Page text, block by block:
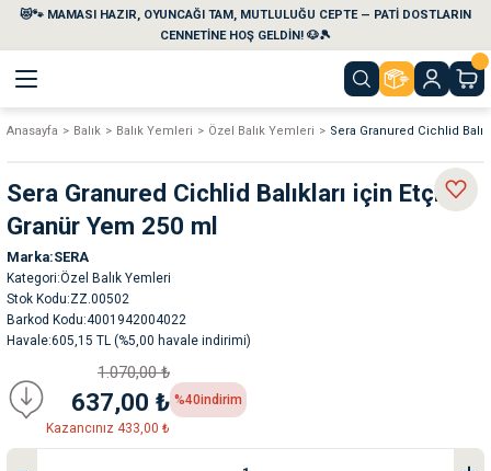
😻🐾 MAMASI HAZIR, OYUNCAĞI TAM, MUTLULUĞU CEPTE — PATİ DOSTLARIN
CENNETİNE HOŞ GELDİN! 🐶🎾
Geri Dön
Geri Dön
Temizlik Ürünleri
Geri Dön
Geri Dön
Geri Dön
Geri Dön
Anasayfa Balık Balık Yemleri Özel Balık Yemleri Sera Granured Cichlid
Sera Granured Cichlid Balıkları için Etçil
Granür Yem 250 ml
Marka SERA
Kategori Özel Balık Yemleri
Stok Kodu ZZ.00502
Barkod Kodu 4001942004022
Havale 605,15 TL (%5,00 havale indirimi)
1.070,00 ₺
637,00 ₺
Kazancınız 433,00 ₺
%40indirim